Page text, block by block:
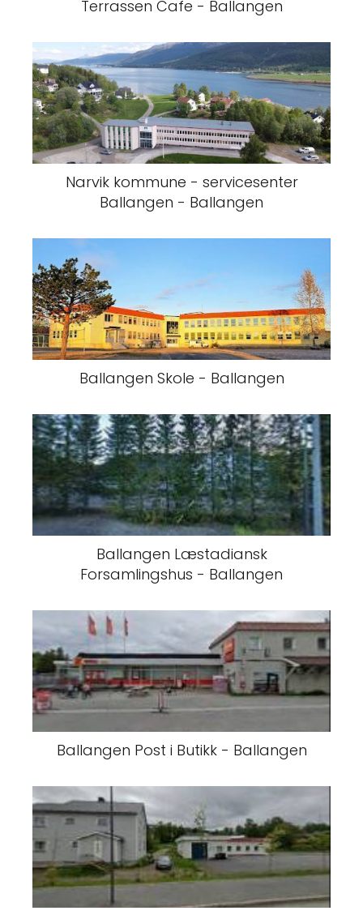
Terrassen Cafe - Ballangen
Narvik kommune - servicesenter
Ballangen - Ballangen
Ballangen Skole - Ballangen
Ballangen Læstadiansk
Forsamlingshus - Ballangen
Ballangen Post i Butikk - Ballangen